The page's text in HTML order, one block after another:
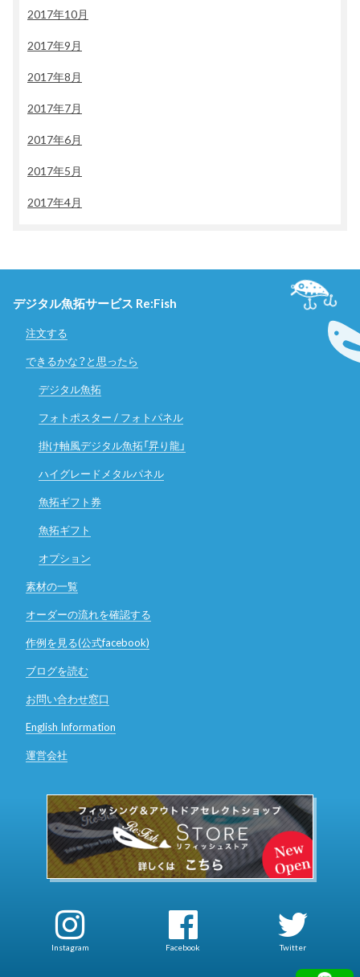
2017年10月
2017年9月
2017年8月
2017年7月
2017年6月
2017年5月
2017年4月
デジタル魚拓サービス Re:Fish
注文する
できるかな？と思ったら
デジタル魚拓
フォトポスター / フォトパネル
掛け軸風デジタル魚拓「昇り龍」
ハイグレードメタルパネル
魚拓ギフト券
魚拓ギフト
オプション
素材の一覧
オーダーの流れを確認する
作例を見る(公式facebook)
ブログを読む
お問い合わせ窓口
English Information
運営会社
Instagram Facebook Twitter